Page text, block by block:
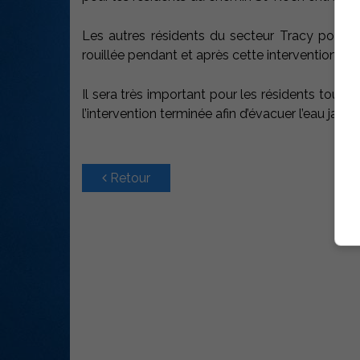
Les autres résidents du secteur Tracy
rouillée pendant et après cette intervention.
Il sera très important pour les résidents
l’intervention terminée afin d’évacuer l’eau
Retour